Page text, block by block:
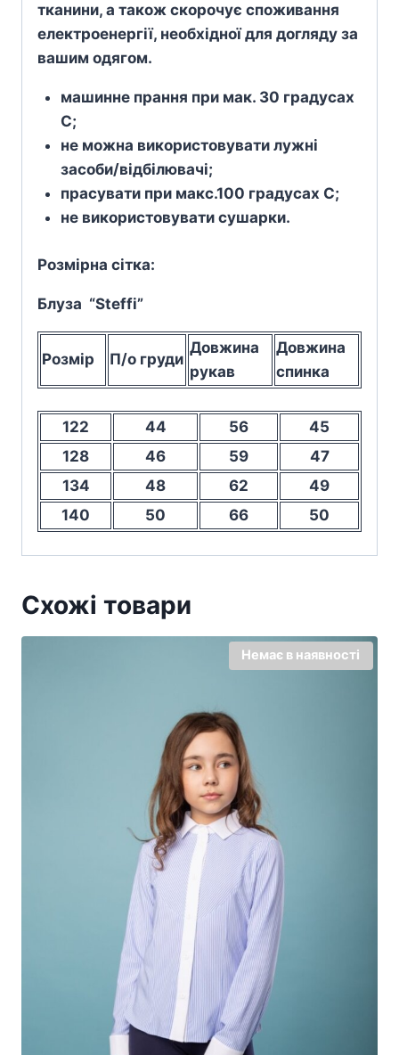
тканини, а також скорочує споживання
електроенергії, необхідної для догляду за
вашим одягом.
машинне прання при мак. 30 градусах
С;
не можна використовувати лужні
засоби/відбілювачі;
прасувати при макс.100 градусах С;
не використовувати сушарки.
Розмірна сітка:
Блуза “Steffi”
Розмір П/о груди
Довжина
рукав
Довжина
спинка
122 44 56
45
128
46 59
47
134
48 62
49
140
50 66 50
Схожі товари
Немає в наявності